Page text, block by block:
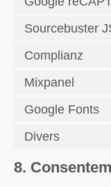
Sourcebuster
Complianz
Mixpanel
Google Fonts
Divers
8.